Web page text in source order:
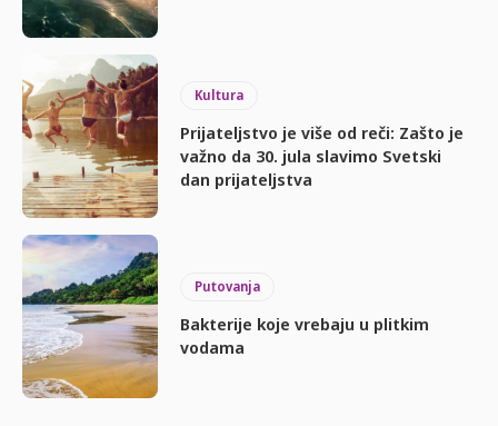
Kultura
Prijateljstvo je više od reči: Zašto je
važno da 30. jula slavimo Svetski
dan prijateljstva
Putovanja
Bakterije koje vrebaju u plitkim
vodama